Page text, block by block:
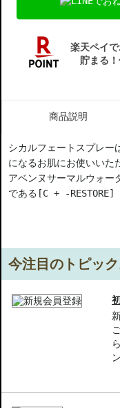
商品説明
シカルフェートスプレー
になるお肌にお使いいた
アベンヌサーマルウォー
である[C + -RESTORE]
いただいた場合は、コ
ビニ後払いには、決済代
◇こちらの商品は、ヤマ
をさせて頂きます。配送
◇お届け日・お時間帯指
◇配送伝票の依頼主名、
載されることがあります。
◇上記注意書き記載があ
別途手数料が発生する場
今注目のトピッ